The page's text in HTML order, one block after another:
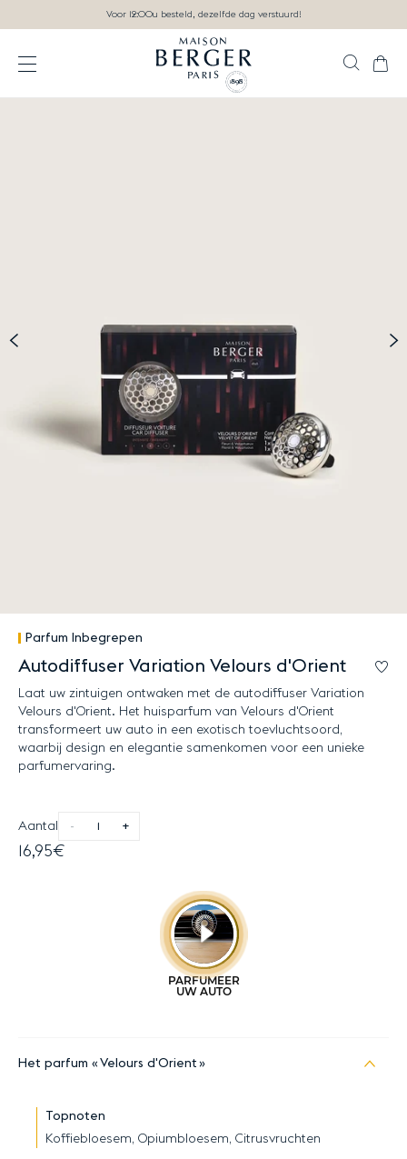
Voor 12:00u besteld, dezelfde dag verstuurd!
Open het menu Zoek
Parfum Inbegrepen
Autodiffuser Variation Velours d'Orient
Laat uw zintuigen ontwaken met de autodiffuser Variation
Velours d'Orient. Het huisparfum van Velours d'Orient
transformeert uw auto in een exotisch toevluchtsoord,
waarbij design en elegantie samenkomen voor een unieke
parfumervaring.
Aantal - +
16,95€
Het parfum Velours d'Orient
Topnoten
Koffiebloesem, Opiumbloesem, Citrusvruchten